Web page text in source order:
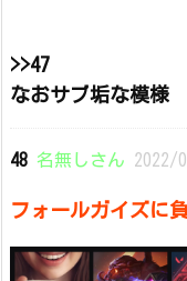
>>47
なおサブ垢な模様
48 名無しさん 2022/
フォールガイズに